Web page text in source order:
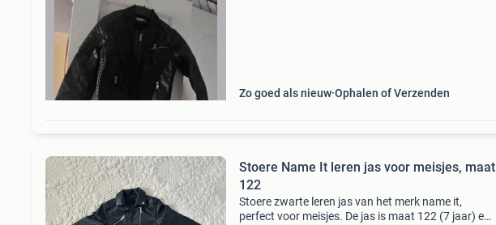
Zo goed als nieuw Ophalen of Verzenden
Stoere Name It leren jas voor meisjes, maat
122
Stoere zwarte leren jas van het merk name it,
perfect voor meisjes. De jas is maat 122 (7 jaar) en